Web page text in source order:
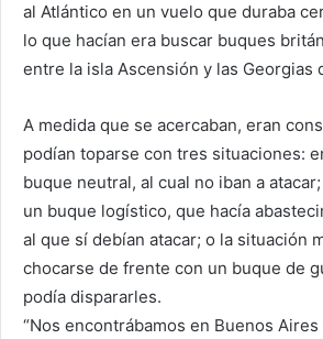
al Atlántico en un vuelo que duraba
lo que hacían era buscar buques
entre la isla Ascensión y las Georgias
A medida que se acercaban, eran
podían toparse con tres situaciones:
buque neutral, al cual no iban a
un buque logístico, que hacía
al que sí debían atacar; o la situación
chocarse de frente con un buque de
podía dispararles.
“Nos encontrábamos en Buenos